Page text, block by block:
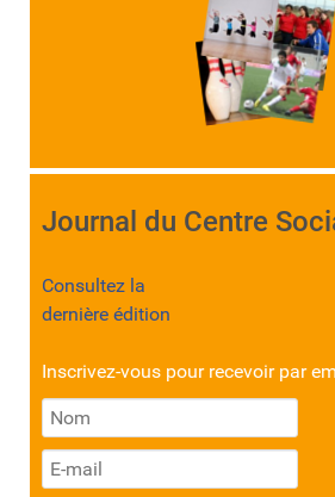
Journal du Centre
Consultez la
dernière édition
Inscrivez-vous pour recevoir par